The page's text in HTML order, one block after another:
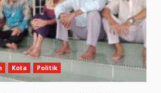
Kota Politik